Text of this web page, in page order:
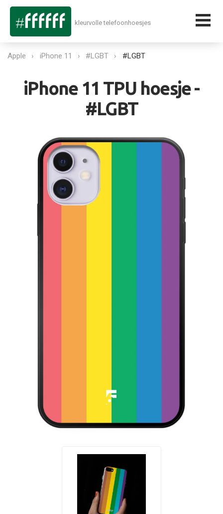
kleurvolle telefoonhoesjes
Apple iPhone 11 #LGBT #LGBT
iPhone 11 TPU hoesje -
#LGBT